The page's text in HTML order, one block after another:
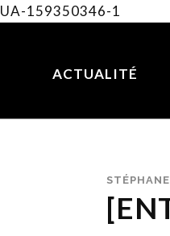
UA-159350346-1
ACTUALITÉ